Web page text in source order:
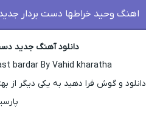
اهنگ وحید خراطها دست بردار
دانلود آهنگ جدید
bardar By Vahid kharatha
دانلود و گوش فرا دهید به یکی دیگر از